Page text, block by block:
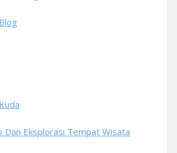
Dan Eksplorasi Tempat Wisata